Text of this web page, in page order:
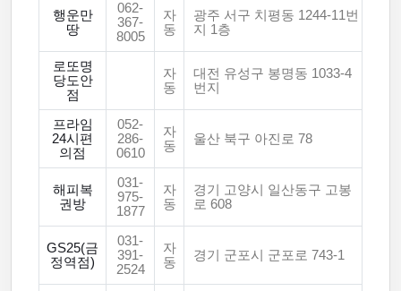
행운만
땅
062-
367-
8005
자
동
광주 서구 치평동 1244-11번
지 1층
로또명
당도안
점
자
동
대전 유성구 봉명동 1033-4
번지
프라임
24시편
의점
052-
286-
0610
자
동
울산 북구 아진로 78
해피복
권방
031-
975-
1877
자
동
경기 고양시 일산동구 고봉
로 608
GS25(금
정역점)
031-
391-
2524
자
동
경기 군포시 군포로 743-1